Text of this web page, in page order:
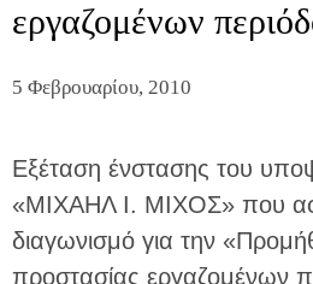
εργαζομένων
5 Φεβρουαρίου, 2010
Εξέταση ένστασης του
«ΜΙΧΑΗΛ Ι. ΜΙΧΟΣ» που
διαγωνισμό για την
προστασίας εργαζομένων